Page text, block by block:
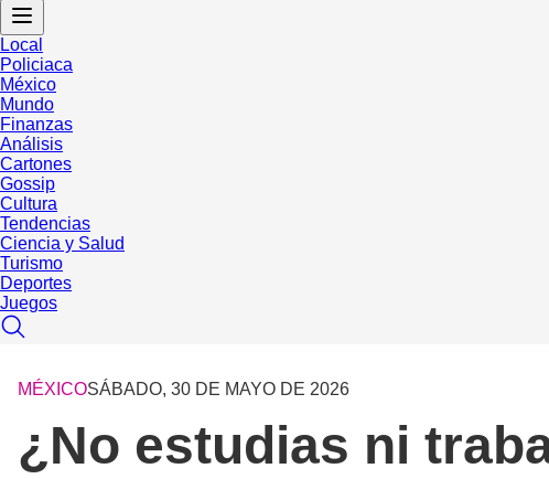
Local
Policiaca
México
Mundo
Finanzas
Análisis
Cartones
Gossip
Cultura
Tendencias
Ciencia y Salud
Turismo
Deportes
Juegos
MÉXICOSÁBADO, 30 DE MAYO DE 2026
¿No estudias ni